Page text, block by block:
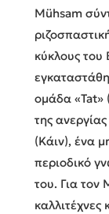
Mühsam
κύκλους
ομάδα «Tat»
της
(Κάιν), ένα
περιοδικό
του. Για τον
καλλιτέχνες